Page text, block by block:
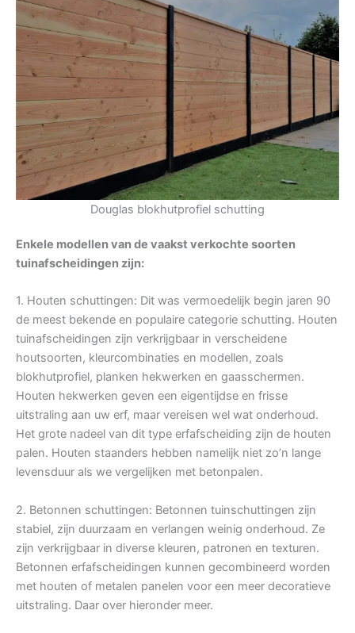
Douglas blokhutprofiel schutting
Enkele modellen van de vaakst verkochte soorten
tuinafscheidingen zijn:
1. Houten schuttingen: Dit was vermoedelijk begin jaren 90
de meest bekende en populaire categorie schutting. Houten
tuinafscheidingen zijn verkrijgbaar in verscheidene
houtsoorten, kleurcombinaties en modellen, zoals
blokhutprofiel, planken hekwerken en gaasschermen.
Houten hekwerken geven een eigentijdse en frisse
uitstraling aan uw erf, maar vereisen wel wat onderhoud.
Het grote nadeel van dit type erfafscheiding zijn de houten
palen. Houten staanders hebben namelijk niet zo’n lange
levensduur als we vergelijken met betonpalen.
2. Betonnen schuttingen: Betonnen tuinschuttingen zijn
stabiel, zijn duurzaam en verlangen weinig onderhoud. Ze
zijn verkrijgbaar in diverse kleuren, patronen en texturen.
Betonnen erfafscheidingen kunnen gecombineerd worden
met houten of metalen panelen voor een meer decoratieve
uitstraling. Daar over hieronder meer.